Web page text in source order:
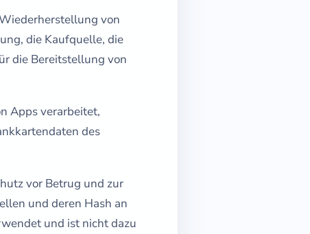
von
die Kaufquelle, die
die Bereitstellung von
Apps verarbeitet,
des
vor Betrug und zur
und deren Hash an
und ist nicht dazu